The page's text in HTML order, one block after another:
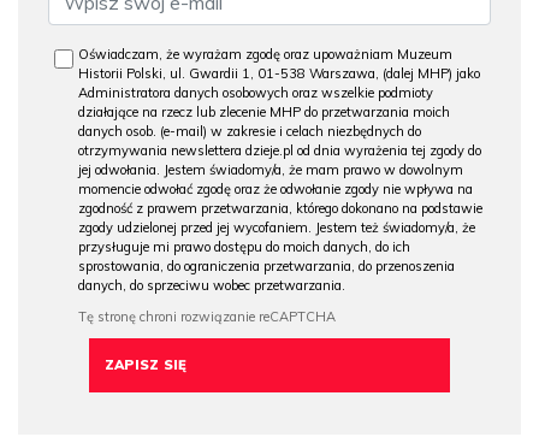
Oświadczam, że wyrażam zgodę oraz upoważniam Muzeum
Historii Polski, ul. Gwardii 1, 01-538 Warszawa, (dalej MHP) jako
Administratora danych osobowych oraz wszelkie podmioty
działające na rzecz lub zlecenie MHP do przetwarzania moich
danych osob. (e-mail) w zakresie i celach niezbędnych do
otrzymywania newslettera dzieje.pl od dnia wyrażenia tej zgody do
jej odwołania. Jestem świadomy/a, że mam prawo w dowolnym
momencie odwołać zgodę oraz że odwołanie zgody nie wpływa na
zgodność z prawem przetwarzania, którego dokonano na podstawie
zgody udzielonej przed jej wycofaniem. Jestem też świadomy/a, że
przysługuje mi prawo dostępu do moich danych, do ich
sprostowania, do ograniczenia przetwarzania, do przenoszenia
danych, do sprzeciwu wobec przetwarzania.